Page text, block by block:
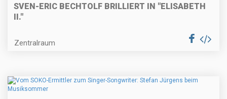
SVEN-ERIC BECHTOLF BRILLIERT IN "ELISABETH
II."
Zentralraum